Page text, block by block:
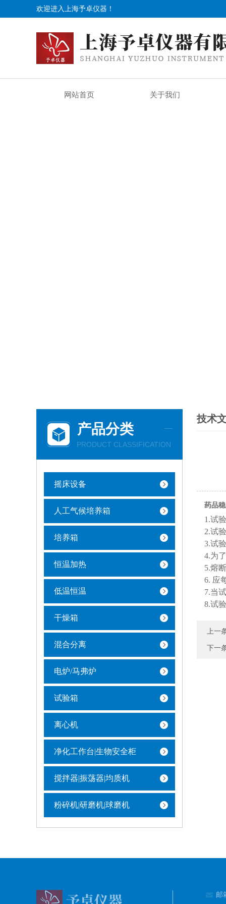
欢迎进入上海予卓仪器！
网站首页 关于我们
产品分类
PRODUCT CLASSIFICATION
摇床设备
人工气候培养箱
培养箱
恒温加热
低温恒温
干燥箱
混合分离
电炉/马弗炉
试验箱
离心机
净化工作台|生物安全柜
搅拌器|振荡器|均质机
粉碎机|研磨机|球磨机
技术
药品
1.试
2.试
3.试
4.为
5.熔
6. 应
7.当
8.试
上一
下一
邮